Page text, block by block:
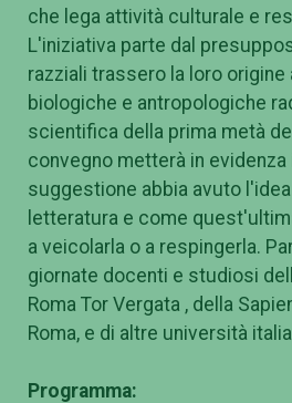
che lega attività culturale e
L'iniziativa parte dal
razziali trassero la loro origine
biologiche e antropologiche
scientifica della prima metà
convegno metterà in
suggestione abbia avuto
letteratura e come
a veicolarla o a respingerla.
giornate docenti e studiosi
Roma Tor Vergata , della
Roma, e di altre università
Programma: